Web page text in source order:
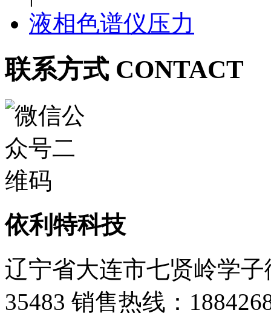
液相色谱仪压力
联系方式 CONTACT
依利特科技
辽宁省大连市七贤岭学子
35483 销售热线：